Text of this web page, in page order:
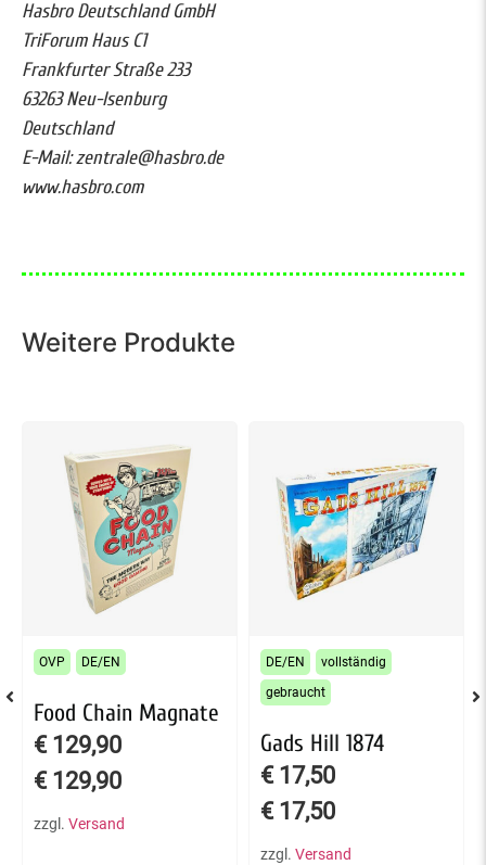
Hasbro Deutschland GmbH
TriForum Haus C1
Frankfurter Straße 233
63263 Neu-Isenburg
Deutschland
E-Mail: zentrale@hasbro.de
www.hasbro.com
Weitere Produkte
Food Chain Magnate
€ 129,90
€ 129,90
zzgl. Versand
OVP DE/EN
Gads Hill 1874
€ 17,50
€ 17,50
zzgl. Versand
DE/EN
vollständig
gebraucht